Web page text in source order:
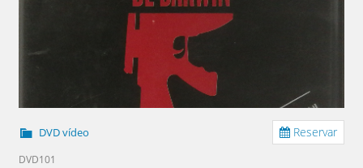
Reservar
DVD vídeo
DVD101